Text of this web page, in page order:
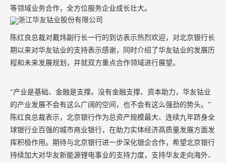
等领域业务合作，全方位服务企业成长壮大。
陈红良总裁对戴炜副行长一行的到访表示热烈欢迎，对北京银行长
期以来对华友钴业的支持表示感谢，同时介绍了华友钴业的发展历
程和未来发展规划，并就双方重点合作领域进行展望。
“产业是基础、金融是支撑。没有金融支撑、资本助力，华友钴业
的产业发展不会有这么广阔的空间，也不会有这么强劲的势头。”
陈红良总裁表示，北京银行作为总资产规模最大、连续九年跻身全
球银行业百强的城市商业银行，在助力实体经济高质量发展方面发
挥积极作用。期待与北京银行进一步深化银企合作，希望北京银行
持续加大对华友新能源锂电事业的支持力度，支持华友走向海外、